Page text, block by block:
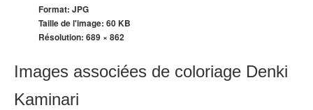
Format: JPG
Taille de l'image: 60 KB
Résolution: 689 × 862
Images associées de coloriage Denki
Kaminari